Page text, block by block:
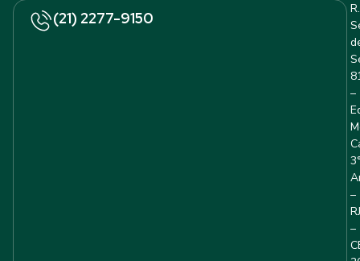
(21) 2277-9150
R.
–
–
RJ
–